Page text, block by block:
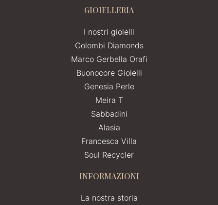
GIOIELLERIA
I nostri gioielli
Colombi Diamonds
Marco Gerbella Orafi
Buonocore Gioielli
Genesia Perle
Meira T
Sabbadini
Alasia
Francesca Villa
Soul Recycler
INFORMAZIONI
La nostra storia